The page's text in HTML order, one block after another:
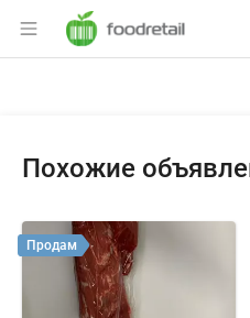
Раздел навигации
Похожие
Продам